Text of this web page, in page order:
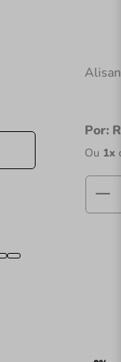
Por:
Ou 1x